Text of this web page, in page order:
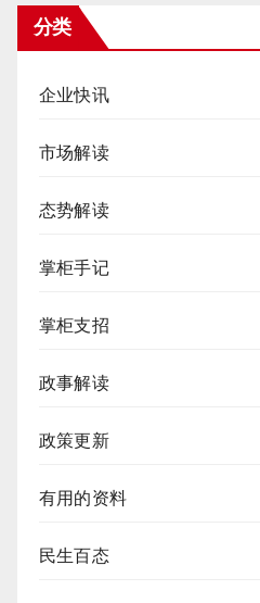
分类
企业快讯
市场解读
态势解读
掌柜手记
掌柜支招
政事解读
政策更新
有用的资料
民生百态